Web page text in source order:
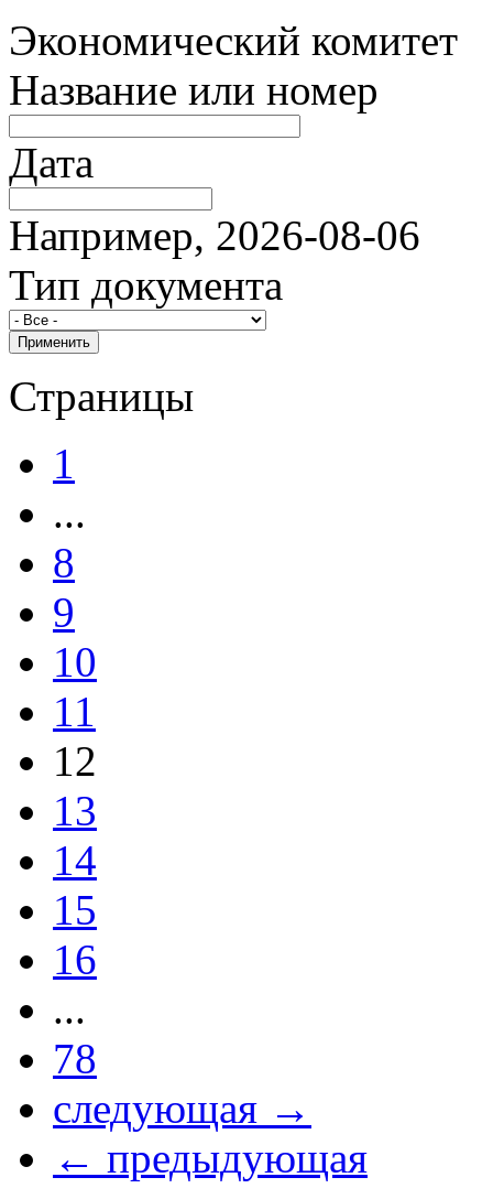
Экономический комитет
Название или номер
Дата
Например, 2026-08-06
Тип документа
Страницы
1
...
8
9
10
11
12
13
14
15
16
...
78
следующая →
← предыдующая